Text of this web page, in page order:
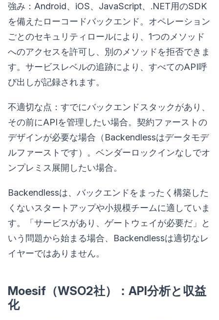
強み：Android、iOS、JavaScript、.NET用のSDK
を備えたローコードバックエンド。オペレーション
ごとのセキュリティロールにより、1つのメソッド
へのアクセスを許可し、別のメソッドを拒否できま
す。サービスレベルの追跡により、すべてのAPI呼
び出しが記録されます。
不適切な点：すでにバックエンドスタックがあり、
その前にAPIを管理したい場合。契約ファーストの
デザインが必要な場合（Backendlessはデータモデ
ルファーストです）。ベンダーロックインなしでオ
ンプレミス展開したい場合。
Backendlessは、バックエンドをまったく構築した
くないスタートアップや小規模チームに適していま
す。「サービスがあり、ゲートウェイが必要だ」と
いう問題から始まる場合、Backendlessは適切なレ
イヤーではありません。
Moesif（WSO2社）：API分析と収益
化